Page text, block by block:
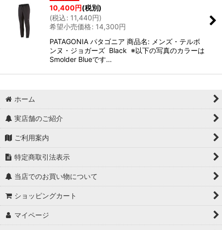
10,400円(税別)
(税込: 11,440円)
希望小売価格: 14,300円
PATAGONIA パタゴニア 商品名: メンズ・テルボ
ンヌ・ジョガーズ Black ※以下の写真のカラーは
Smolder Blueです…
ホーム
実店舗のご紹介
ご利用案内
特定商取引法表示
当店でのお買い物について
ショッピングカート
マイページ